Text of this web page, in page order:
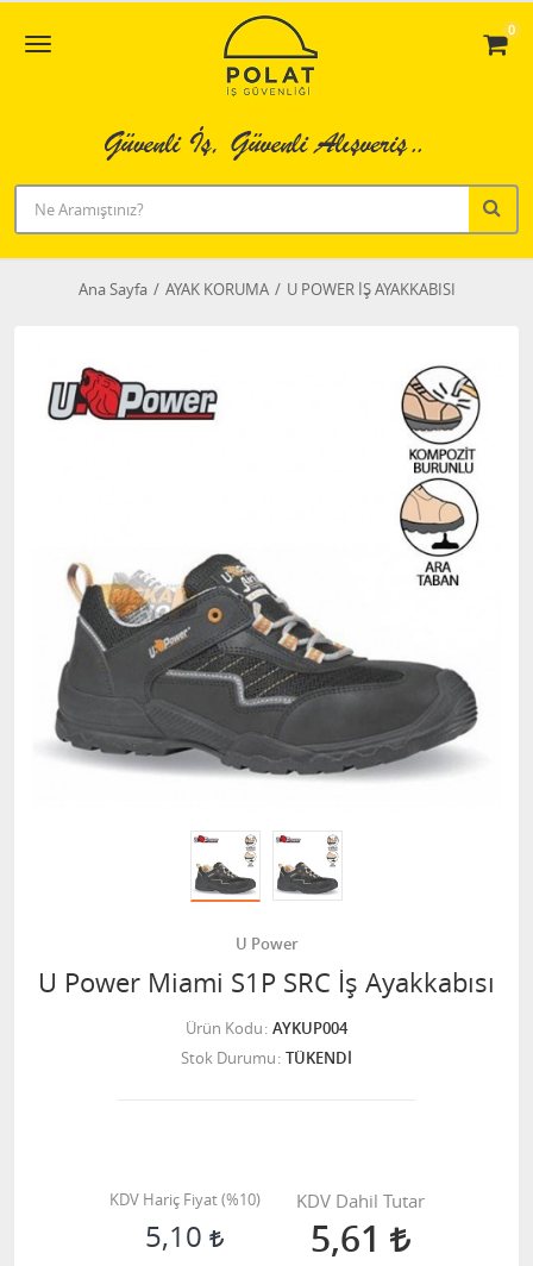
0
Ana Sayfa AYAK KORUMA U POWER İŞ AYAKKABISI
U Power
U Power Miami S1P SRC İş Ayakkabısı
Ürün Kodu AYKUP004
Stok Durumu TÜKENDİ
KDV Hariç Fiyat (%10)
5,10
KDV Dahil Tutar
5,61